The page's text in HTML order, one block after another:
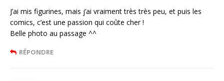
J’ai mis figurines, mais j’ai vraiment très très peu, et puis les
comics, c’est une passion qui coûte cher !
Belle photo au passage ^^
RÉPONDRE